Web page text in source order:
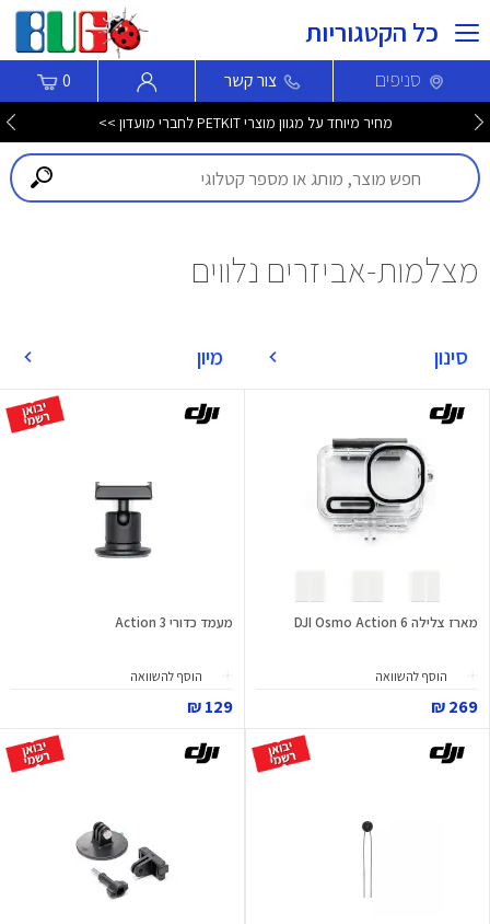
כל הקטגוריות
סניפים צור קשר 0
מחיר מיוחד על מגוון מוצרי PETKIT לחברי מועדון >>
מצלמות-אביזרים נלווים
סינון מיון
מארז צלילה DJI Osmo Action 6
הוסף להשוואה
269 ₪
מעמד כדורי Action 3
הוסף להשוואה
129 ₪